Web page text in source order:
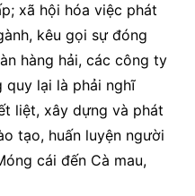
xã hội hóa việc phát
kêu gọi sự đóng
hàng hải, các công ty
quy lại là phải nghĩ
liệt, xây dựng và phát
tạo, huấn luyện người
cái đến Cà mau,